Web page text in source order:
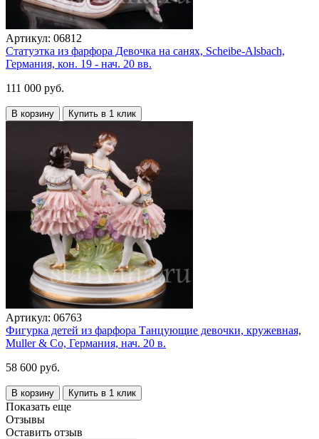
Артикул: 06812
Статуэтка из фарфора Девочка на санях, Scheibe-Alsbach,
Германия, кон. 19 - нач. 20 вв.
111 000 руб.
В корзину Купить в 1 клик
Артикул: 06763
Фигурка детей из фарфора Танцующие девочки, кружевная,
Muller & Co, Германия, нач. 20 в.
58 600 руб.
В корзину Купить в 1 клик
Показать еще
Отзывы
Оставить отзыв